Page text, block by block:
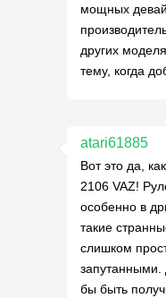
мощных
других
тему, когда
atari61885
Вот это да,
2106 VAZ!
особенно в
такие
слишком
запутанными.
бы быть